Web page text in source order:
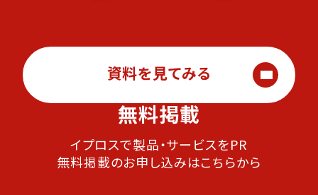
資料を見てみる
無料掲載
イプロスで製品・サービスをPR
無料掲載のお申し込みはこちらから